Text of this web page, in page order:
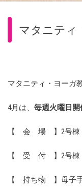
マタニティ
マタニティ・ヨー
4月は、 毎週火曜日開
【 会 場 】2号棟
【 受 付 】2号棟
【 持ち物 】母子